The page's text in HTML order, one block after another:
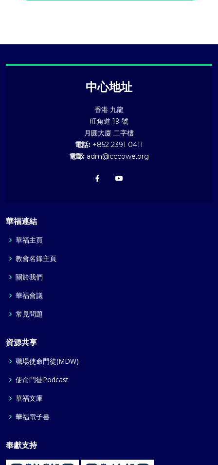
中心地址
香港 九龍
旺角道 19 號
月圓大廈 二字樓
電話: +852 2391 0411
電郵: adm@cccowe.org
華福連結
華福主頁
教會名錄主頁
關於我們
華福會議
常見問題
資源共享
職場使命門徒(MDW)
使命門徒Podcast
華福文庫
華福電子書
奉獻支持